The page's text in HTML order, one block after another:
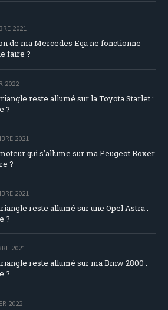
2021
de ma Mercedes Eqa ne fonctionne
faire ?
2022
reste allumé sur la Toyota Starlet :
?
2021
qui s’allume sur ma Peugeot Boxer
?
2021
reste allumé sur une Opel Astra :
?
2021
reste allumé sur ma Bmw 2800 :
?
2022